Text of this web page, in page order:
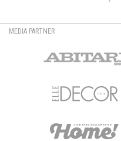
MEDIA PARTNER